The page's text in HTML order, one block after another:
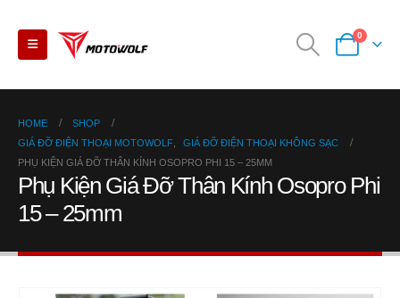
0
HOME
SHOP
GIÁ ĐỠ ĐIỆN THOẠI MOTOWOLF
GIÁ ĐỠ ĐIỆN THOẠI KHÔNG SẠC
PHỤ KIỆN GIÁ ĐỠ THÂN KÍNH OSOPRO PHI 15 – 25MM
Phụ Kiện Giá Đỡ Thân Kính Osopro Phi
15 – 25mm